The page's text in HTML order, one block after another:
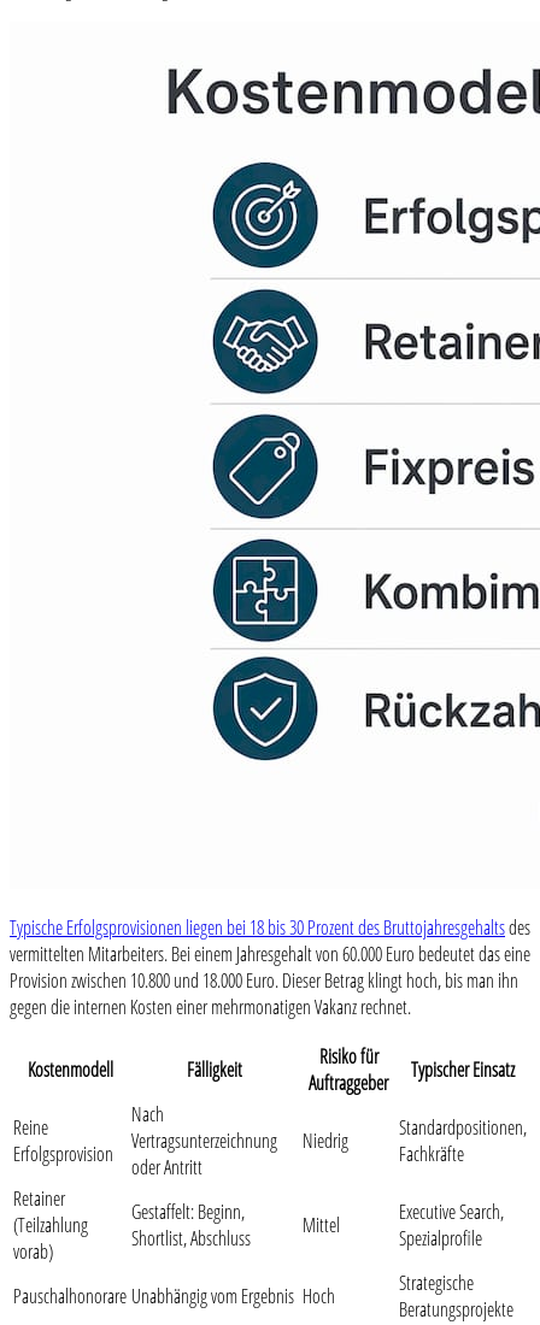
Typische Erfolgsprovisionen liegen bei 18 bis 30 Prozent des Bruttojahresgehaltsdes
vermittelten Mitarbeiters. Bei einem Jahresgehalt von 60.000 Euro bedeutet das eine
Provision zwischen 10.800 und 18.000 Euro. Dieser Betrag klingt hoch, bis man ihn
gegen die internen Kosten einer mehrmonatigen Vakanz rechnet.
Kostenmodell Fälligkeit
Risiko für
Auftraggeber
Typischer Einsatz
Reine
Erfolgsprovision
Nach
Vertragsunterzeichnung
oder Antritt
Niedrig
Standardpositionen,
Fachkräfte
Retainer
(Teilzahlung
vorab)
Gestaffelt: Beginn,
Shortlist, Abschluss
Mittel
Executive Search,
Spezialprofile
Pauschalhonorare Unabhängig vom Ergebnis Hoch
Strategische
Beratungsprojekte